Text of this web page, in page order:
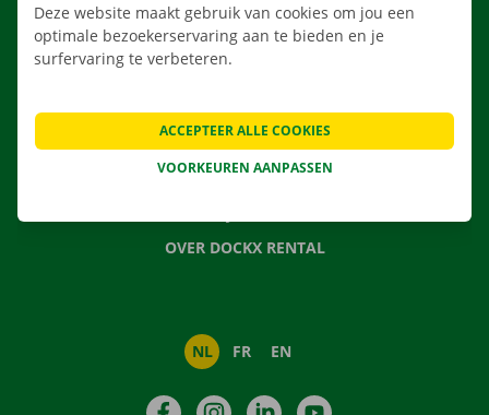
VEELGESTELDE VRAGEN
NIEUWS
CADEAUBON
OVER DOCKX RENTAL
NL FR EN
FacebookInstagramLinkedIn
Deze website maakt gebruik van cookies om jou een
optimale bezoekerservaring aan te bieden en je
surfervaring te verbeteren.
VOORKEUREN AANPASSEN
ACCEPTEER ALLE COOKIES